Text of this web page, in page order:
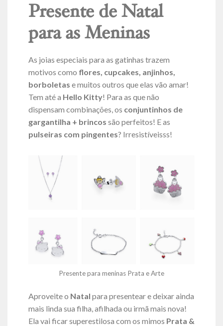
Presente de Natal
para as Meninas
As joias especiais para as gatinhas trazem
motivos como flores, cupcakes, anjinhos,
borboletas e muitos outros que elas vão amar!
Tem até a Hello Kitty! Para as que não
dispensam combinações, os conjuntinhos de
gargantilha + brincos são perfeitos! E as
pulseiras com pingentes? Irresistíveisss!
Presente para meninas Prata e Arte
Aproveite o Natal para presentear e deixar ainda
mais linda sua filha, afilhada ou irmã mais nova!
Ela vai ficar superestilosa com os mimos Prata &